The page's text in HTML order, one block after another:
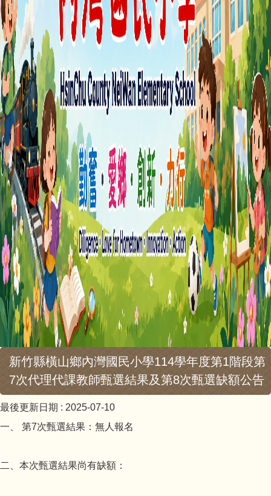
新竹縣橫山鄉內灣國民小學114學年度第1階段第
7次代理代課教師甄選結果及第8次甄選缺額公告
最後更新日期 : 2025-07-10
一、 第7次甄選結果：無人報名
二、本次甄選結果尚有缺額：